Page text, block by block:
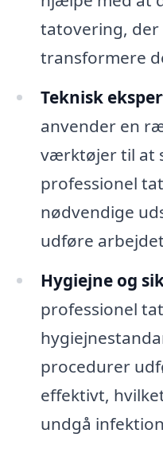
tatovering, der
transformere
Teknisk
anvender en
værktøjer til at
professionel
nødvendige
udføre
Hygiejne og
professionel
procedurer
effektivt,
undgå